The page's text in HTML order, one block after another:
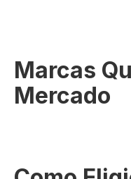
Marcas
Mercado